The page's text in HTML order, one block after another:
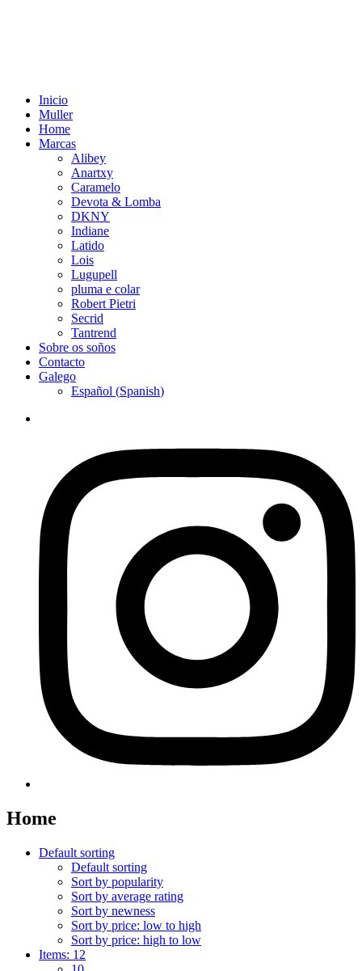
Inicio
Muller
Home
Marcas
Alibey
Anartxy
Caramelo
Devota & Lomba
DKNY
Indiane
Latido
Lois
Lugupell
pluma e colar
Robert Pietri
Secrid
Tantrend
Sobre os soños
Contacto
Galego
Español (Spanish)
Home
Default sorting
Default sorting
Sort by popularity
Sort by average rating
Sort by newness
Sort by price: low to high
Sort by price: high to low
Items: 12